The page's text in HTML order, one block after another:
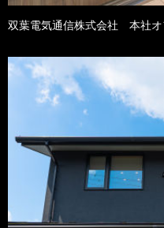
双葉電気通信株式会社 本社オ